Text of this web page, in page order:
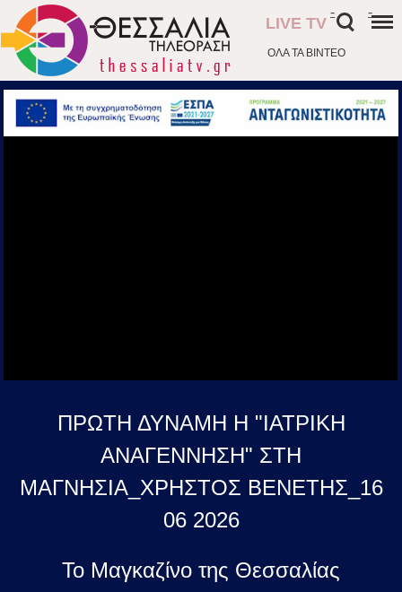
ΟΛΑ ΤΑ ΒΙΝΤΕΟ
LIVE TV
- -
ΠΡΩΤΗ ΔΥΝΑΜΗ Η "ΙΑΤΡΙΚΗ
ΑΝΑΓΕΝΝΗΣΗ" ΣΤΗ
ΜΑΓΝΗΣΙΑ_ΧΡΗΣΤΟΣ ΒΕΝΕΤΗΣ_16
06 2026
Το Μαγκαζίνο της Θεσσαλίας